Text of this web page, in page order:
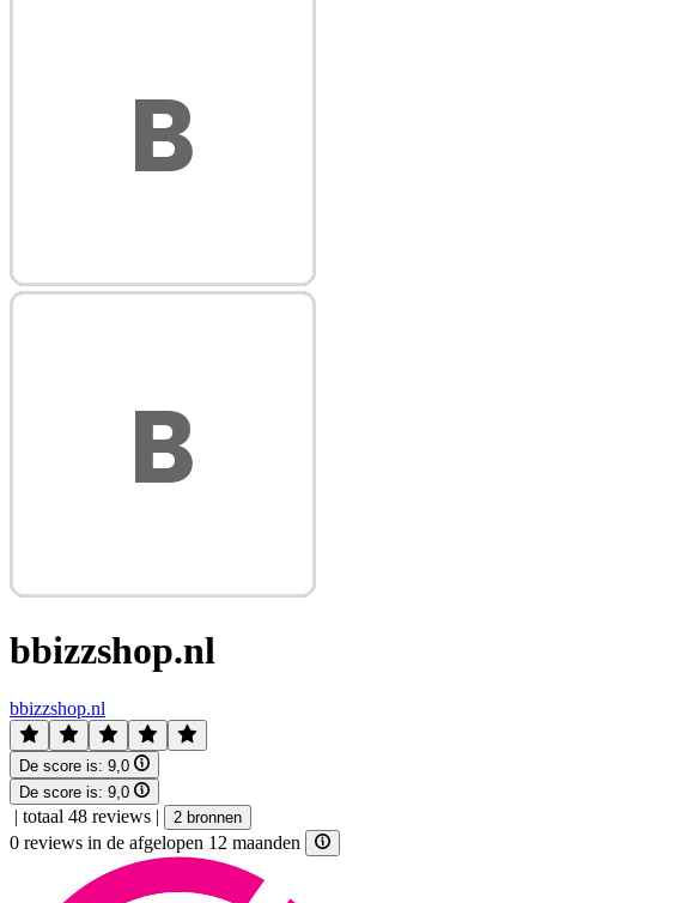
bbizzshop.nl
bbizzshop.nl
De score is: 9,0
De score is: 9,0
| totaal 48 reviews | 2 bronnen
0 reviews in de afgelopen 12 maanden